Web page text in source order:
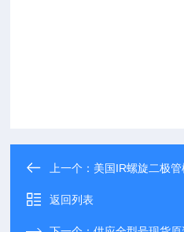
上一个： 美国IR螺旋二极
返回列表